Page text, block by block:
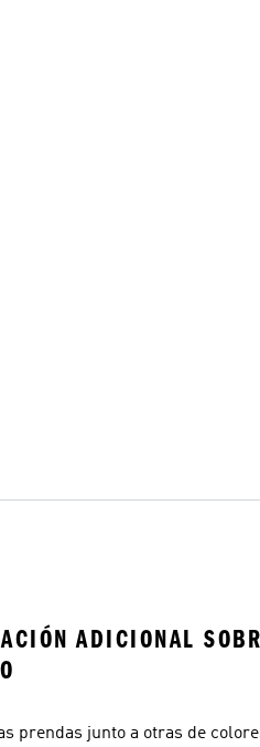
ADICIONAL
prendas junto a otras de